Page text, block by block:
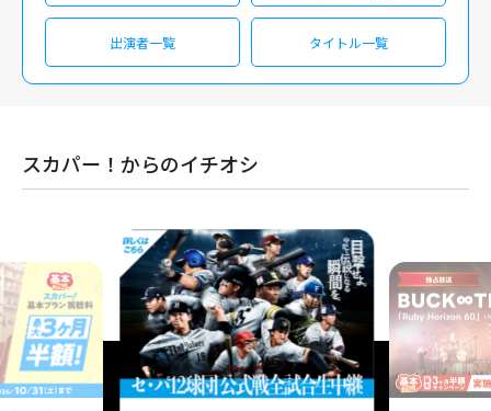
出演者一覧 タイトル一覧
スカパー！からのイチオシ